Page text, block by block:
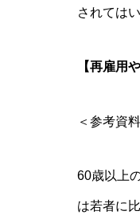
されては
【再雇用
＜参考資
60歳以上
は若者に